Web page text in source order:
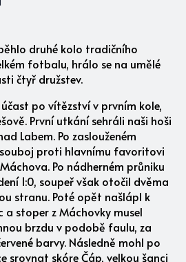
druhé kolo tradičního
fotbalu, hrálo se na umělé
čtyř družstev.
po vítězství v prvním kole,
První utkání sehráli naši hoši
Labem. Po zaslouženém
souboj proti hlavnímu favoritovi
Po nádherném průniku
1:0, soupeř však otočil dvěma
stranu. Poté opět našlápl k
a stoper z Máchovky musel
brzdu v podobě faulu, za
barvy. Následně mohl po
srovnat skóre Čáp, velkou šanci